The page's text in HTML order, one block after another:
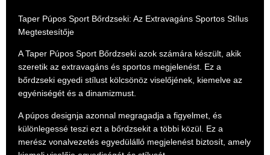
Taper Púpos Sport Bőrdzseki: Az Extravagáns Sportos Stílus
Megtestesítője
A Taper Púpos Sport Bőrdzseki azok számára készült, akik
szeretik az extravagáns és sportos megjelenést. Ez a
bőrdzseki egyedi stílust kölcsönöz viselőjének, kiemelve az
egyéniségét és a dinamizmust.
A púpos designja azonnal megragadja a figyelmet, és
különlegessé teszi ezt a bőrdzsekit a többi közül. Ez a
merész vonalvezetés egyedülálló megjelenést biztosít, amely